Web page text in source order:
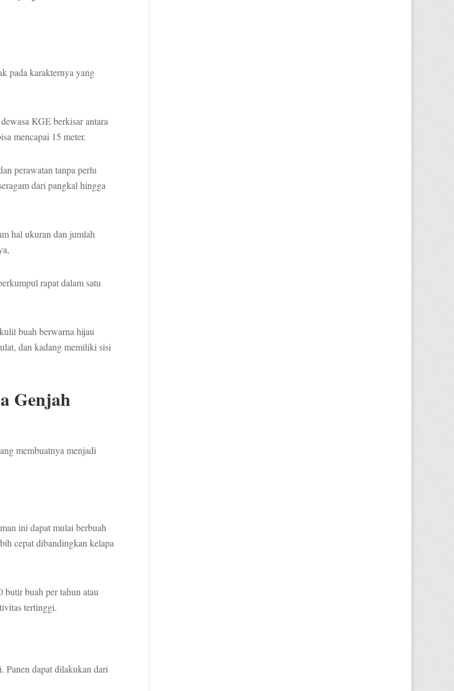
pada karakternya yang
KGE berkisar antara
mencapai 15 meter.
perawatan tanpa perlu
dari pangkal hingga
hal ukuran dan jumlah
rapat dalam satu
buah berwarna hijau
dan kadang memiliki sisi
Genjah
membuatnya menjadi
ini dapat mulai berbuah
cepat dibandingkan kelapa
buah per tahun atau
tertinggi.
Panen dapat dilakukan dari